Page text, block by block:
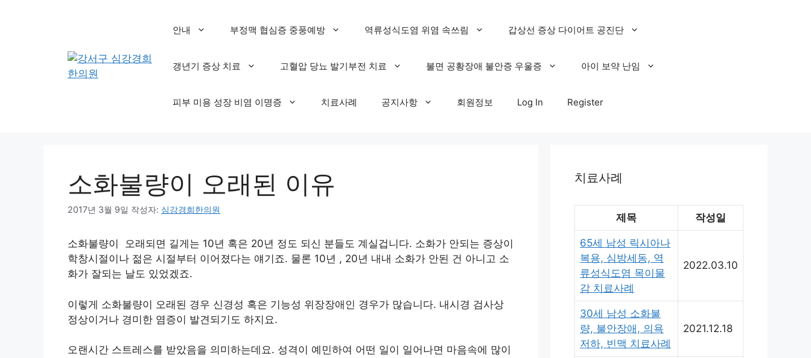
안내 부정맥 협심증 중풍예방 역류성식도염 위염 속쓰림 갑상선 증상 다이어트 공진단
갱년기 증상 치료 고혈압 당뇨 발기부전 치료 불면 공황장애 불안증 우울증 아이 보약 난임
피부 미용 성장 비염 이명증 치료사례 공지사항 회원정보 Log In Register
소화불량이 오래된 이유
2017년 3월 9일 작성자: 심강경희한의원
소화불량이 오래되면 길게는 10년 혹은 20년 정도 되신 분들도 계실겁니다. 소화가 안되는 증상이
학창시절이나 젊은 시절부터 이어졌다는 얘기죠. 물론 10년 , 20년 내내 소화가 안된 건 아니고 소
화가 잘되는 날도 있었겠죠.
이렇게 소화불량이 오래된 경우 신경성 혹은 기능성 위장장애인 경우가 많습니다. 내시경 검사상
정상이거나 경미한 염증이 발견되기도 하지요.
오랜시간 스트레스를 받았음을 의미하는데요. 성격이 예민하여 어떤 일이 일어나면 마음속에 많이
치료사례
제목 작성일
65세 남성 릭시아나
복용, 심방세동, 역
류성식도염 목이물
감 치료사례
2022.03.10
30세 남성 소화불
량, 불안장애, 의욕
저하, 빈맥 치료사례
2021.12.18